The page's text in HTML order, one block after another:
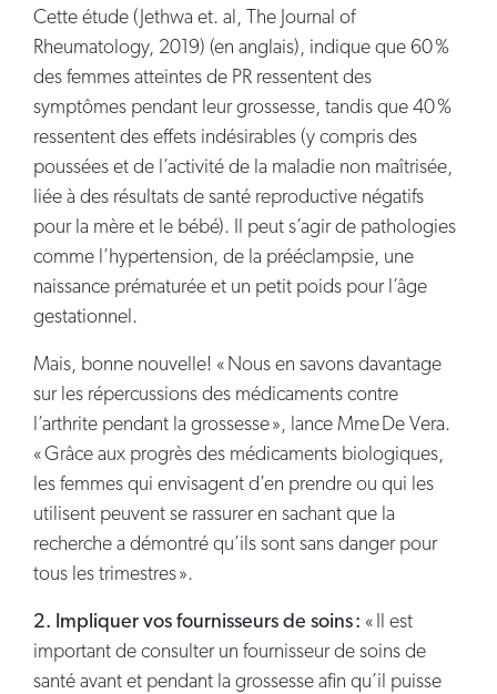
Cette étude (Jethwa et. al, The Journal of
Rheumatology, 2019) (en anglais), indique que 60 %
des femmes atteintes de PR ressentent des
symptômes pendant leur grossesse, tandis que 40 %
ressentent des effets indésirables (y compris des
poussées et de l’activité de la maladie non maîtrisée,
liée à des résultats de santé reproductive négatifs
pour la mère et le bébé). Il peut s’agir de pathologies
comme l’hypertension, de la prééclampsie, une
naissance prématurée et un petit poids pour l’âge
gestationnel.
Mais, bonne nouvelle! « Nous en savons davantage
sur les répercussions des médicaments contre
l’arthrite pendant la grossesse », lance Mme De Vera.
« Grâce aux progrès des médicaments biologiques,
les femmes qui envisagent d’en prendre ou qui les
utilisent peuvent se rassurer en sachant que la
recherche a démontré qu’ils sont sans danger pour
tous les trimestres ».
2. Impliquer vos fournisseurs de soins : « Il est
important de consulter un fournisseur de soins de
santé avant et pendant la grossesse afin qu’il puisse